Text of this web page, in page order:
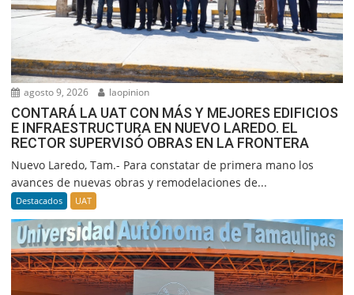
agosto 9, 2026 laopinion
CONTARÁ LA UAT CON MÁS Y MEJORES EDIFICIOS
E INFRAESTRUCTURA EN NUEVO LAREDO. EL
RECTOR SUPERVISÓ OBRAS EN LA FRONTERA
Nuevo Laredo, Tam.- Para constatar de primera mano los
avances de nuevas obras y remodelaciones de...
Destacados UAT